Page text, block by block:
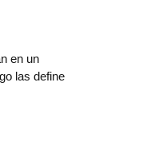
en un
las define